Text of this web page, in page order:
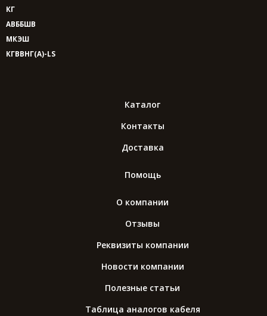
КГ
АВББШВ
МКЭШ
КГВВНГ(A)-LS
Каталог
Контакты
Доставка
Помощь
О компании
Отзывы
Реквизиты компании
Новости компании
Полезные статьи
Таблица аналогов кабеля